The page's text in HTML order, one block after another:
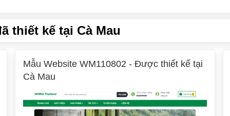
thiết kế tại Cà Mau
Mẫu Website WM110802 - Được thiết kế tại
Cà Mau